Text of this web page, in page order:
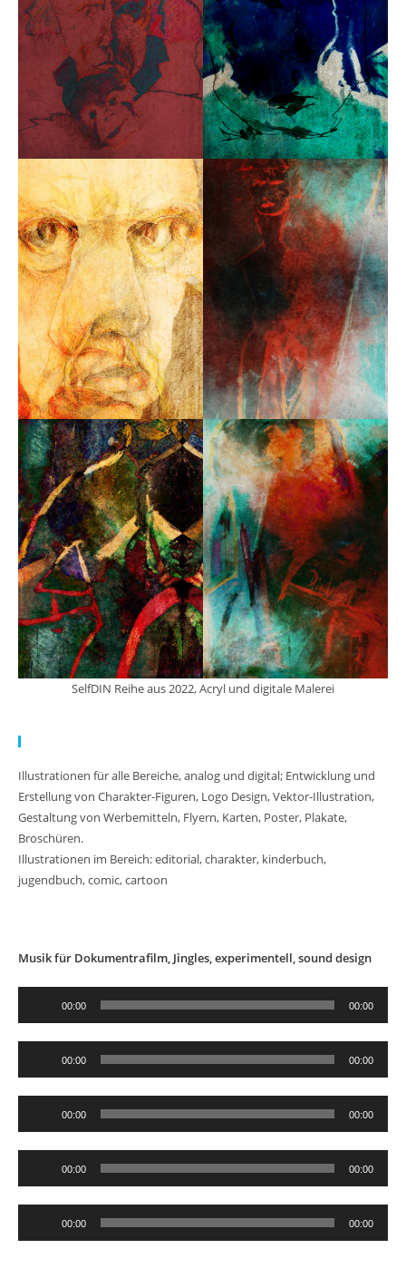
SelfDIN Reihe aus 2022, Acryl und digitale Malerei
Illustrationen für alle Bereiche, analog und digital; Entwicklung und
Erstellung von Charakter-Figuren, Logo Design, Vektor-Illustration,
Gestaltung von Werbemitteln, Flyern, Karten, Poster, Plakate,
Broschüren.
Illustrationen im Bereich: editorial, charakter, kinderbuch,
jugendbuch, comic, cartoon
Musik für Dokumentrafilm, Jingles, experimentell, sound design
00:00 00:00
00:00 00:00
00:00 00:00
00:00 00:00
00:00 00:00